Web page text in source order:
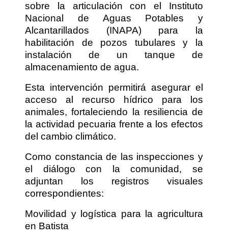
sobre la articulación con el Instituto
Nacional de Aguas Potables y
Alcantarillados (INAPA) para la
habilitación de pozos tubulares y la
instalación de un tanque de
almacenamiento de agua.
Esta intervención permitirá asegurar el
acceso al recurso hídrico para los
animales, fortaleciendo la resiliencia de
la actividad pecuaria frente a los efectos
del cambio climático.
Como constancia de las inspecciones y
el diálogo con la comunidad, se
adjuntan los registros visuales
correspondientes:
Movilidad y logística para la agricultura
en Batista